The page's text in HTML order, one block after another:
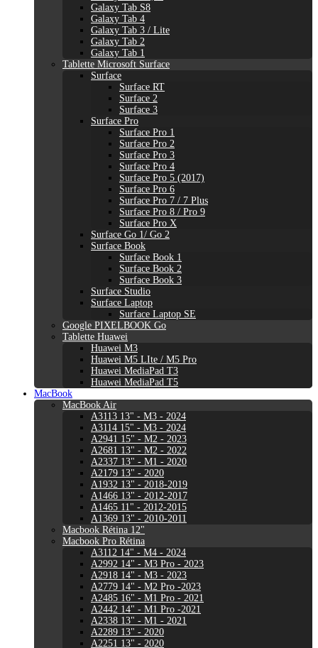
Galaxy Tab S8
Galaxy Tab 4
Galaxy Tab 3 / Lite
Galaxy Tab 2
Galaxy Tab 1
Tablette Microsoft Surface
Surface
Surface RT
Surface 2
Surface 3
Surface Pro
Surface Pro 1
Surface Pro 2
Surface Pro 3
Surface Pro 4
Surface Pro 5 (2017)
Surface Pro 6
Surface Pro 7 / 7 Plus
Surface Pro 8 / Pro 9
Surface Pro X
Surface Go 1/ Go 2
Surface Book
Surface Book 1
Surface Book 2
Surface Book 3
Surface Studio
Surface Laptop
Surface Laptop SE
Google PIXELBOOK Go
Tablette Huawei
Huawei M3
Huawei M5 LIte / M5 Pro
Huawei MediaPad T3
Huawei MediaPad T5
MacBook
MacBook Air
A3113 13" - M3 - 2024
A3114 15" - M3 - 2024
A2941 15" - M2 - 2023
A2681 13" - M2 - 2022
A2337 13" - M1 - 2020
A2179 13" - 2020
A1932 13" - 2018-2019
A1466 13" - 2012-2017
A1465 11" - 2012-2015
A1369 13" - 2010-2011
Macbook Rétina 12"
Macbook Pro Rétina
A3112 14" - M4 - 2024
A2992 14" - M3 Pro - 2023
A2918 14" - M3 - 2023
A2779 14" - M2 Pro -2023
A2485 16" - M1 Pro - 2021
A2442 14" - M1 Pro -2021
A2338 13" - M1 - 2021
A2289 13" - 2020
A2251 13" - 2020